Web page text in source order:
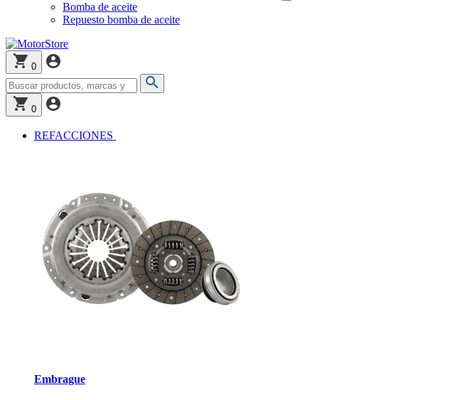
Bomba de aceite
Repuesto bomba de aceite
0
0
REFACCIONES
Embrague